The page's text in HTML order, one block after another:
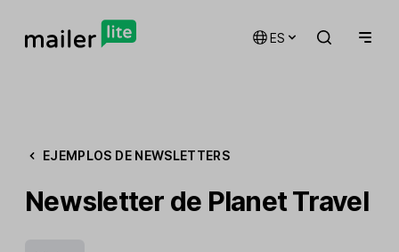
ES
EJEMPLOS DE NEWSLETTERS
Newsletter de Planet Travel